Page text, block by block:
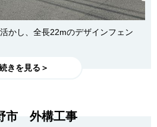
かし、全長22mのデザインフェン
きを見る＞
市 外構工事